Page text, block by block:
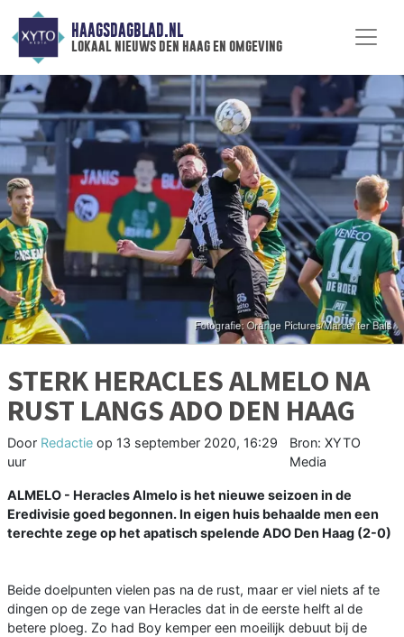
HAAGSDAGBLAD.NL
lokaal nieuws den haag en omgeving
STERK HERACLES ALMELO NA
RUST LANGS ADO DEN HAAG
Door Redactie op 13 september 2020, 16:29
uur
Bron: XYTO
Media
ALMELO - Heracles Almelo is het nieuwe seizoen in de
Eredivisie goed begonnen. In eigen huis behaalde men een
terechte zege op het apatisch spelende ADO Den Haag (2-0)
Beide doelpunten vielen pas na de rust, maar er viel niets af te
dingen op de zege van Heracles dat in de eerste helft al de
betere ploeg. Zo had Boy kemper een moeilijk debuut bij de